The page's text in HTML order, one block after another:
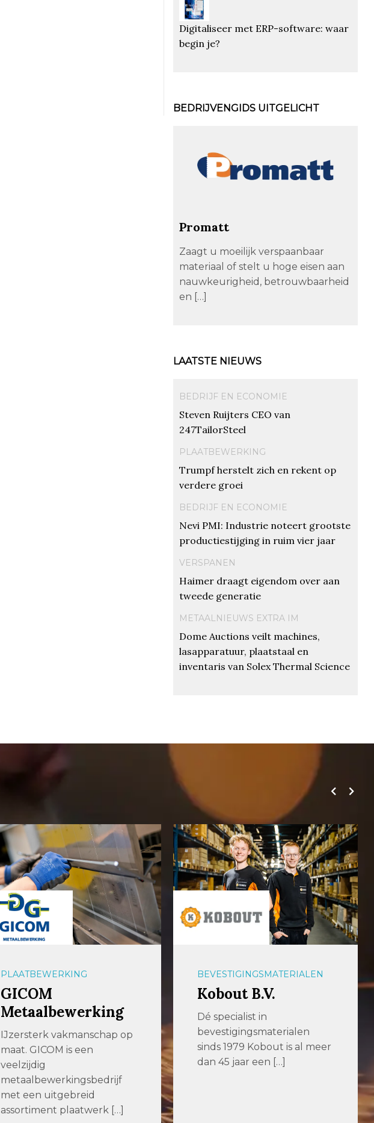
Digitaliseer met ERP-software: waar
begin je?
BEDRIJVENGIDS UITGELICHT
Promatt
Zaagt u moeilijk verspaanbaar
materiaal of stelt u hoge eisen aan
nauwkeurigheid, betrouwbaarheid
en […]
LAATSTE NIEUWS
BEDRIJF EN ECONOMIE
Steven Ruijters CEO van
247TailorSteel
PLAATBEWERKING
Trumpf herstelt zich en rekent op
verdere groei
BEDRIJF EN ECONOMIE
Nevi PMI: Industrie noteert grootste
productiestijging in ruim vier jaar
VERSPANEN
Haimer draagt eigendom over aan
tweede generatie
METAALNIEUWS EXTRA IM
Dome Auctions veilt machines,
lasapparatuur, plaatstaal en
inventaris van Solex Thermal Science
PLAATBEWERKING
GICOM
Metaalbewerking
IJzersterk vakmanschap op
maat. GICOM is een
veelzijdig
metaalbewerkingsbedrijf
met een uitgebreid
assortiment plaatwerk […]
BEVESTIGINGSMATERIALEN
Kobout B.V.
Dé specialist in
bevestigingsmaterialen
sinds 1979 Kobout is al meer
dan 45 jaar een […]